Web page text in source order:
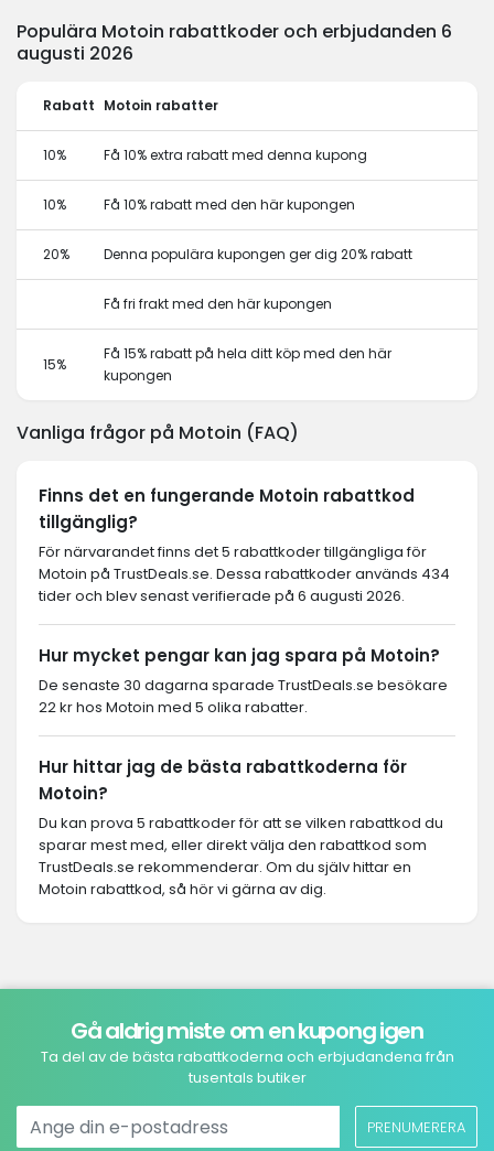
Populära Motoin rabattkoder och erbjudanden 6
augusti 2026
Rabatt Motoin rabatter
10% Få 10% extra rabatt med denna kupong
10% Få 10% rabatt med den här kupongen
20% Denna populära kupongen ger dig 20% rabatt
Få fri frakt med den här kupongen
15%
Få 15% rabatt på hela ditt köp med den här
kupongen
Vanliga frågor på Motoin (FAQ)
Finns det en fungerande Motoin rabattkod
tillgänglig?
För närvarandet finns det 5 rabattkoder tillgängliga för
Motoin på TrustDeals.se. Dessa rabattkoder används 434
tider och blev senast verifierade på 6 augusti 2026.
Hur mycket pengar kan jag spara på Motoin?
De senaste 30 dagarna sparade TrustDeals.se besökare
22 kr hos Motoin med 5 olika rabatter.
Hur hittar jag de bästa rabattkoderna för
Motoin?
Du kan prova 5 rabattkoder för att se vilken rabattkod du
sparar mest med, eller direkt välja den rabattkod som
TrustDeals.se rekommenderar. Om du själv hittar en
Motoin rabattkod, så hör vi gärna av dig.
Gå aldrig miste om en kupong igen
Ta del av de bästa rabattkoderna och erbjudandena från
tusentals butiker
PRENUMERERA